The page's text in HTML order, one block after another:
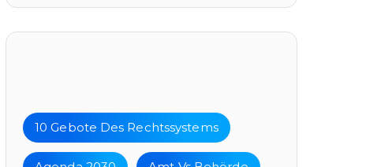
10 Gebote Des Rechtssystems